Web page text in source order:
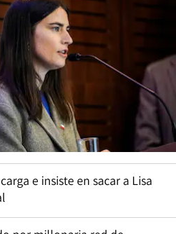
e insiste en sacar a Lisa